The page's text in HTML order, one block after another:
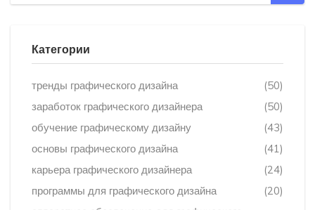
Категории
тренды графического дизайна
(50)
заработок графического дизайнера
(50)
обучение графическому дизайну
(43)
основы графического дизайна
(41)
карьера графического дизайнера
(24)
программы для графического дизайна
(20)